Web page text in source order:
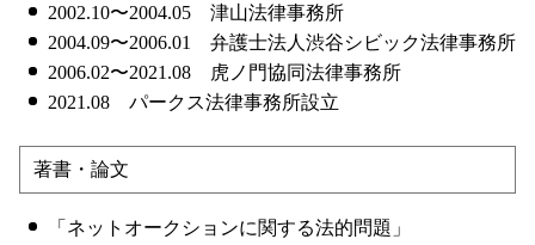
2002.10〜2004.05 津山法律事務所
2004.09〜2006.01 弁護士法人渋谷シビック法律事務所
2006.02〜2021.08 虎ノ門協同法律事務所
2021.08 パークス法律事務所設立
著書・論文
「ネットオークションに関する法的問題」